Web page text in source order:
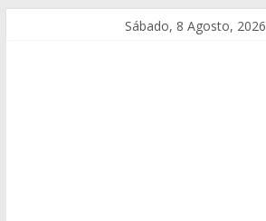
Sábado, 8 Agosto, 2026